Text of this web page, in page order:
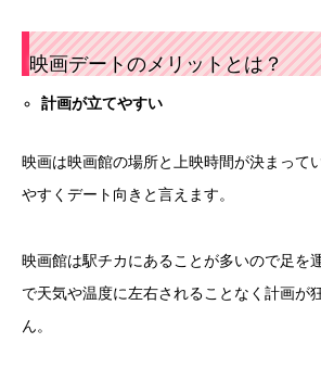
映画デートのメリットとは？
計画が立てやすい
映画は映画館の場所と上映時間が決まって
やすくデート向きと言えます。
映画館は駅チカにあることが多いので足を
で天気や温度に左右されることなく計画が
ん。